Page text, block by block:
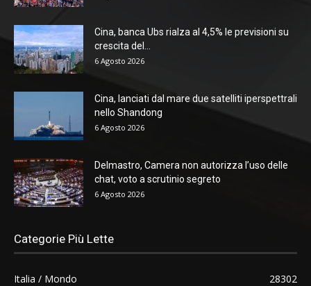
Cina, banca Ubs rialza al 4,5% le previsioni su
crescita del...
6 Agosto 2026
Cina, lanciati dal mare due satelliti iperspettrali
nello Shandong
6 Agosto 2026
Delmastro, Camera non autorizza l’uso delle
chat, voto a scrutinio segreto
6 Agosto 2026
Categorie Più Lette
Italia / Mondo
28302